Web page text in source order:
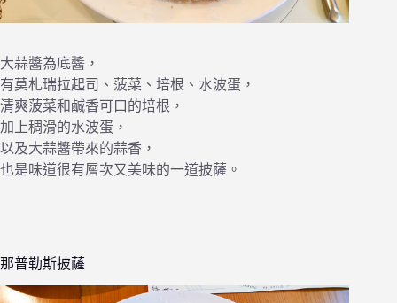
大蒜醬為底醬，
有莫札瑞拉起司、菠菜、培根、水波蛋，
清爽菠菜和鹹香可口的培根，
加上稠滑的水波蛋，
以及大蒜醬帶來的蒜香，
也是味道很有層次又美味的一道披薩。
那普勒斯披薩